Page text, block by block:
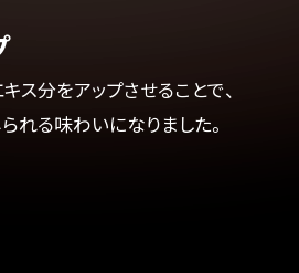
ス分をアップさせることで、
れる味わいになりました。